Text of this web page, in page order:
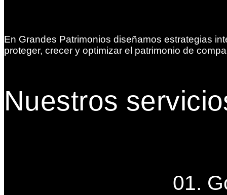
En Grandes Patrimonios diseñamos estrategias
proteger, crecer y optimizar el patrimonio de
Nuestros
01.